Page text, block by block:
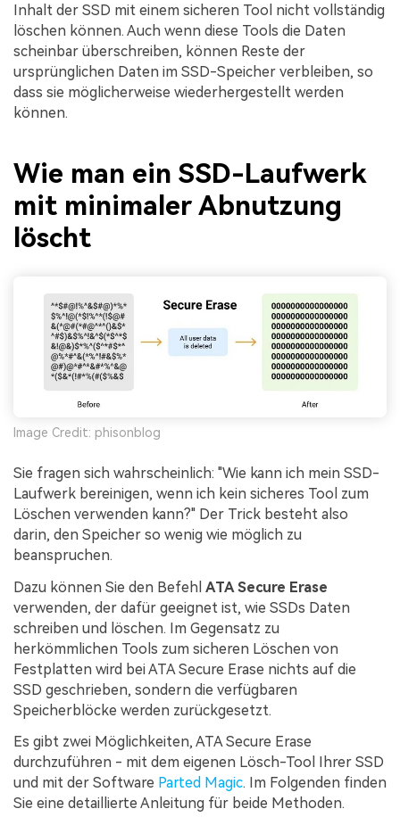
Inhalt der SSD mit einem sicheren Tool nicht vollständig
löschen können. Auch wenn diese Tools die Daten
scheinbar überschreiben, können Reste der
ursprünglichen Daten im SSD-Speicher verbleiben, so
dass sie möglicherweise wiederhergestellt werden
können.
Wie man ein SSD-Laufwerk
mit minimaler Abnutzung
löscht
Image Credit: phisonblog
Sie fragen sich wahrscheinlich: "Wie kann ich mein SSD-
Laufwerk bereinigen, wenn ich kein sicheres Tool zum
Löschen verwenden kann?" Der Trick besteht also
darin, den Speicher so wenig wie möglich zu
beanspruchen.
Dazu können Sie den Befehl ATA Secure Erase
verwenden, der dafür geeignet ist, wie SSDs Daten
schreiben und löschen. Im Gegensatz zu
herkömmlichen Tools zum sicheren Löschen von
Festplatten wird bei ATA Secure Erase nichts auf die
SSD geschrieben, sondern die verfügbaren
Speicherblöcke werden zurückgesetzt.
Es gibt zwei Möglichkeiten, ATA Secure Erase
durchzuführen - mit dem eigenen Lösch-Tool Ihrer SSD
und mit der Software Parted Magic. Im Folgenden finden
Sie eine detaillierte Anleitung für beide Methoden.